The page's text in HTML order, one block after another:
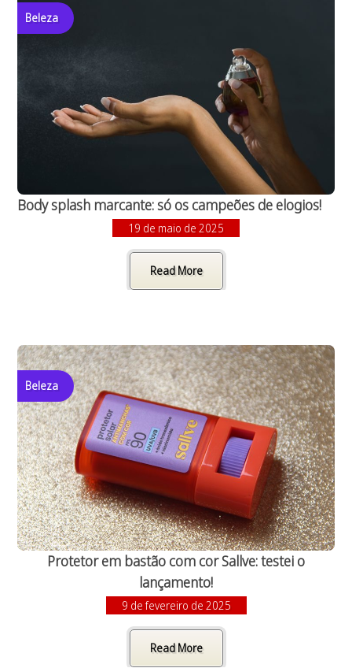
Beleza
Body splash marcante: só os campeões de elogios!
19 de maio de 2025
Read More
Beleza
Protetor em bastão com cor Sallve: testei o
lançamento!
9 de fevereiro de 2025
Read More